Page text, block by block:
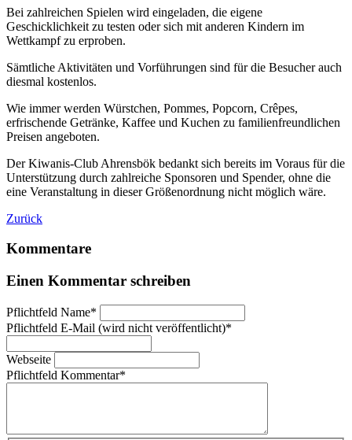
Bei zahlreichen Spielen wird eingeladen, die eigene
Geschicklichkeit zu testen oder sich mit anderen Kindern im
Wettkampf zu erproben.
Sämtliche Aktivitäten und Vorführungen sind für die Besucher auch
diesmal kostenlos.
Wie immer werden Würstchen, Pommes, Popcorn, Crêpes,
erfrischende Getränke, Kaffee und Kuchen zu familienfreundlichen
Preisen angeboten.
Der Kiwanis-Club Ahrensbök bedankt sich bereits im Voraus für die
Unterstützung durch zahlreiche Sponsoren und Spender, ohne die
eine Veranstaltung in dieser Größenordnung nicht möglich wäre.
Zurück
Kommentare
Einen Kommentar schreiben
Pflichtfeld Name*
Pflichtfeld E-Mail (wird nicht veröffentlicht)*
Webseite
Pflichtfeld Kommentar*